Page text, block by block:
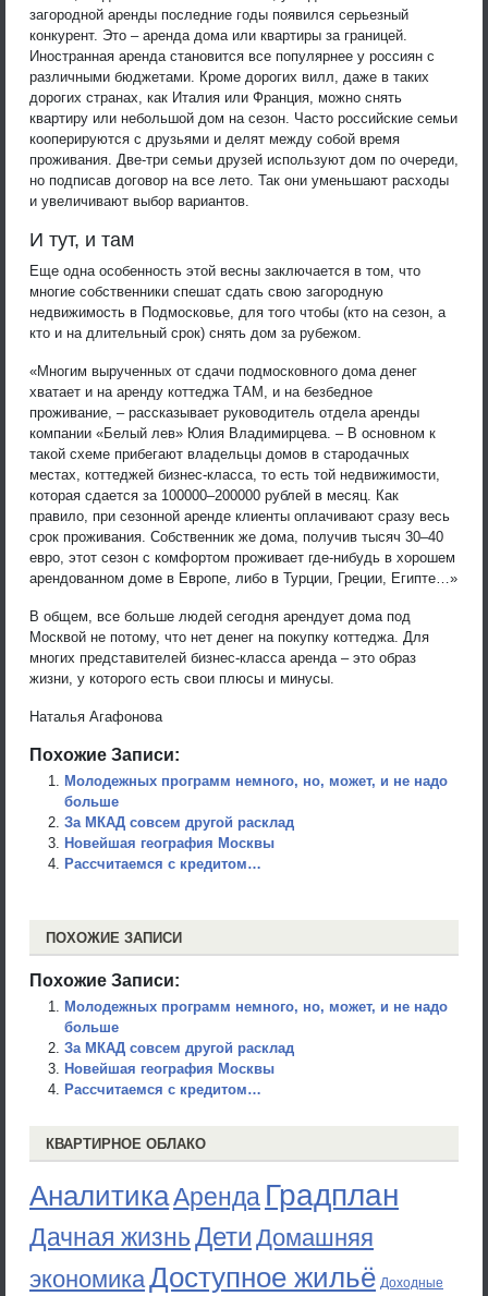
загородной аренды последние годы появился серьезный
конкурент. Это – аренда дома или квартиры за границей.
Иностранная аренда становится все популярнее у россиян с
различными бюджетами. Кроме дорогих вилл, даже в таких
дорогих странах, как Италия или Франция, можно снять
квартиру или небольшой дом на сезон. Часто российские семьи
кооперируются с друзьями и делят между собой время
проживания. Две-три семьи друзей используют дом по очереди,
но подписав договор на все лето. Так они уменьшают расходы
и увеличивают выбор вариантов.
И тут, и там
Еще одна особенность этой весны заключается в том, что
многие собственники спешат сдать свою загородную
недвижимость в Подмосковье, для того чтобы (кто на сезон, а
кто и на длительный срок) снять дом за рубежом.
«Многим вырученных от сдачи подмосковного дома денег
хватает и на аренду коттеджа ТАМ, и на безбедное
проживание, – рассказывает руководитель отдела аренды
компании «Белый лев» Юлия Владимирцева. – В основном к
такой схеме прибегают владельцы домов в стародачных
местах, коттеджей бизнес-класса, то есть той недвижимости,
которая сдается за 100000–200000 рублей в месяц. Как
правило, при сезонной аренде клиенты оплачивают сразу весь
срок проживания. Собственник же дома, получив тысяч 30–40
евро, этот сезон с комфортом проживает где-нибудь в хорошем
арендованном доме в Европе, либо в Турции, Греции, Египте…»
В общем, все больше людей сегодня арендует дома под
Москвой не потому, что нет денег на покупку коттеджа. Для
многих представителей бизнес-класса аренда – это образ
жизни, у которого есть свои плюсы и минусы.
Наталья Агафонова
Похожие Записи:
Молодежных программ немного, но, может, и не надо
больше
За МКАД совсем другой расклад
Новейшая география Москвы
Рассчитаемся с кредитом…
ПОХОЖИЕ ЗАПИСИ
Похожие Записи:
Молодежных программ немного, но, может, и не надо
больше
За МКАД совсем другой расклад
Новейшая география Москвы
Рассчитаемся с кредитом…
КВАРТИРНОЕ ОБЛАКО
АналитикаАренда Градплан
Дачная жизньДети Домашняя
экономикаДоступное жильё Доходные